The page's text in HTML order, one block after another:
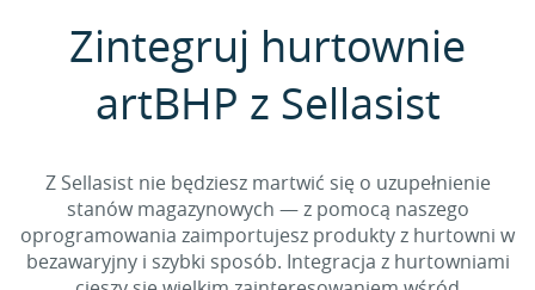
Zintegruj hurtownie
artBHP z Sellasist
Z Sellasist nie będziesz martwić się o uzupełnienie
stanów magazynowych — z pomocą naszego
oprogramowania zaimportujesz produkty z hurtowni w
bezawaryjny i szybki sposób. Integracja z hurtowniami